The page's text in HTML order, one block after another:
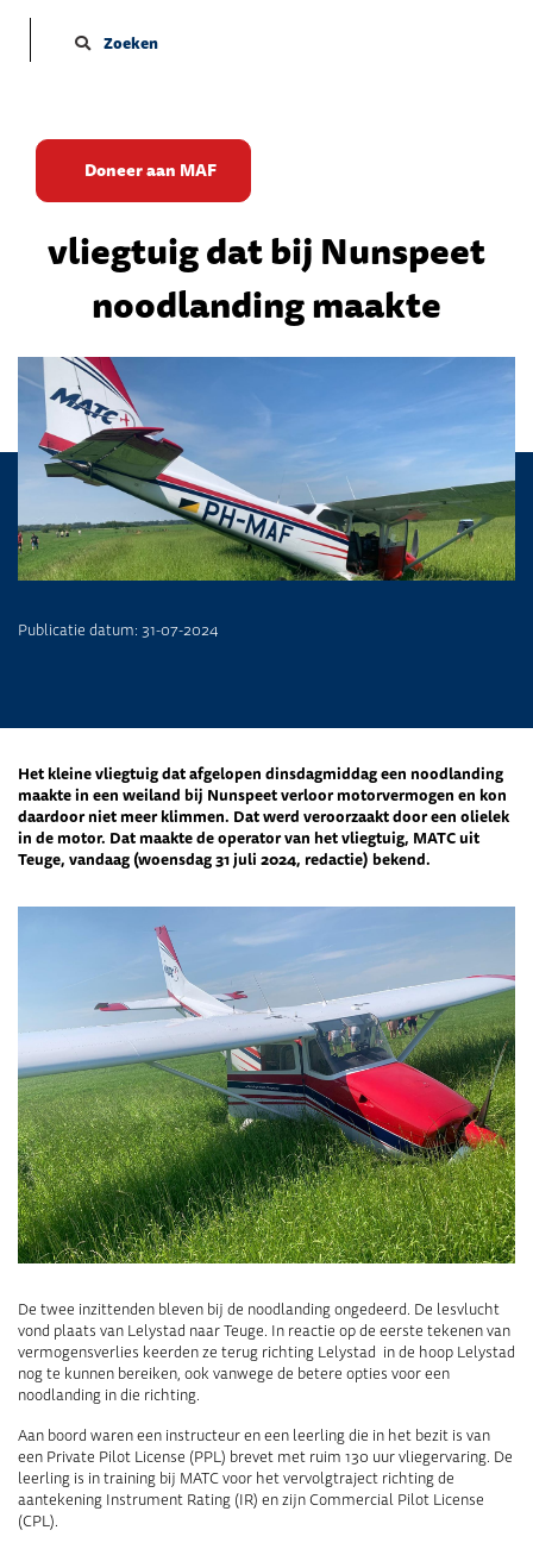
Zoeken
Doneer aan MAF
Olielek leidde tot verlies
motorvermogen van
vliegtuig dat bij Nunspeet
noodlanding maakte
Publicatie datum: 31-07-2024
Het kleine vliegtuig dat afgelopen dinsdagmiddag een noodlanding
maakte in een weiland bij Nunspeet verloor motorvermogen en kon
daardoor niet meer klimmen. Dat werd veroorzaakt door een olielek
in de motor. Dat maakte de operator van het vliegtuig, MATC uit
Teuge, vandaag (woensdag 31 juli 2024, redactie) bekend.
De twee inzittenden bleven bij de noodlanding ongedeerd. De lesvlucht
vond plaats van Lelystad naar Teuge. In reactie op de eerste tekenen van
vermogensverlies keerden ze terug richting Lelystad in de hoop Lelystad
nog te kunnen bereiken, ook vanwege de betere opties voor een
noodlanding in die richting.
Aan boord waren een instructeur en een leerling die in het bezit is van
een Private Pilot License (PPL) brevet met ruim 130 uur vliegervaring. De
leerling is in training bij MATC voor het vervolgtraject richting de
aantekening Instrument Rating (IR) en zijn Commercial Pilot License
(CPL).